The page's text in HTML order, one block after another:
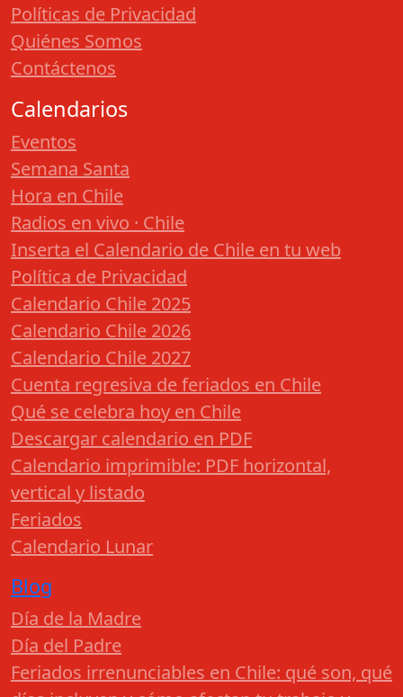
Políticas de Privacidad
Quiénes Somos
Contáctenos
Calendarios
Eventos
Semana Santa
Hora en Chile
Radios en vivo · Chile
Inserta el Calendario de Chile en tu web
Política de Privacidad
Calendario Chile 2025
Calendario Chile 2026
Calendario Chile 2027
Cuenta regresiva de feriados en Chile
Qué se celebra hoy en Chile
Descargar calendario en PDF
Calendario imprimible: PDF horizontal,
vertical y listado
Feriados
Calendario Lunar
Blog
Día de la Madre
Día del Padre
Feriados irrenunciables en Chile: qué son, qué